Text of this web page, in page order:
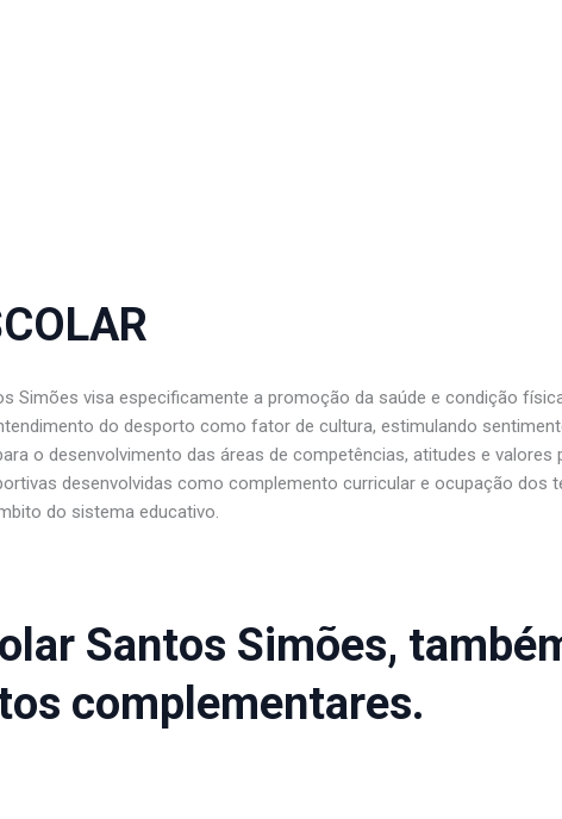
Simões visa especificamente a promoção da saúde e condição
do desporto como fator de cultura, estimulando
o desenvolvimento das áreas de competências, atitudes e valores
desenvolvidas como complemento curricular e ocupação dos
do sistema educativo.
Santos Simões,
complementares.